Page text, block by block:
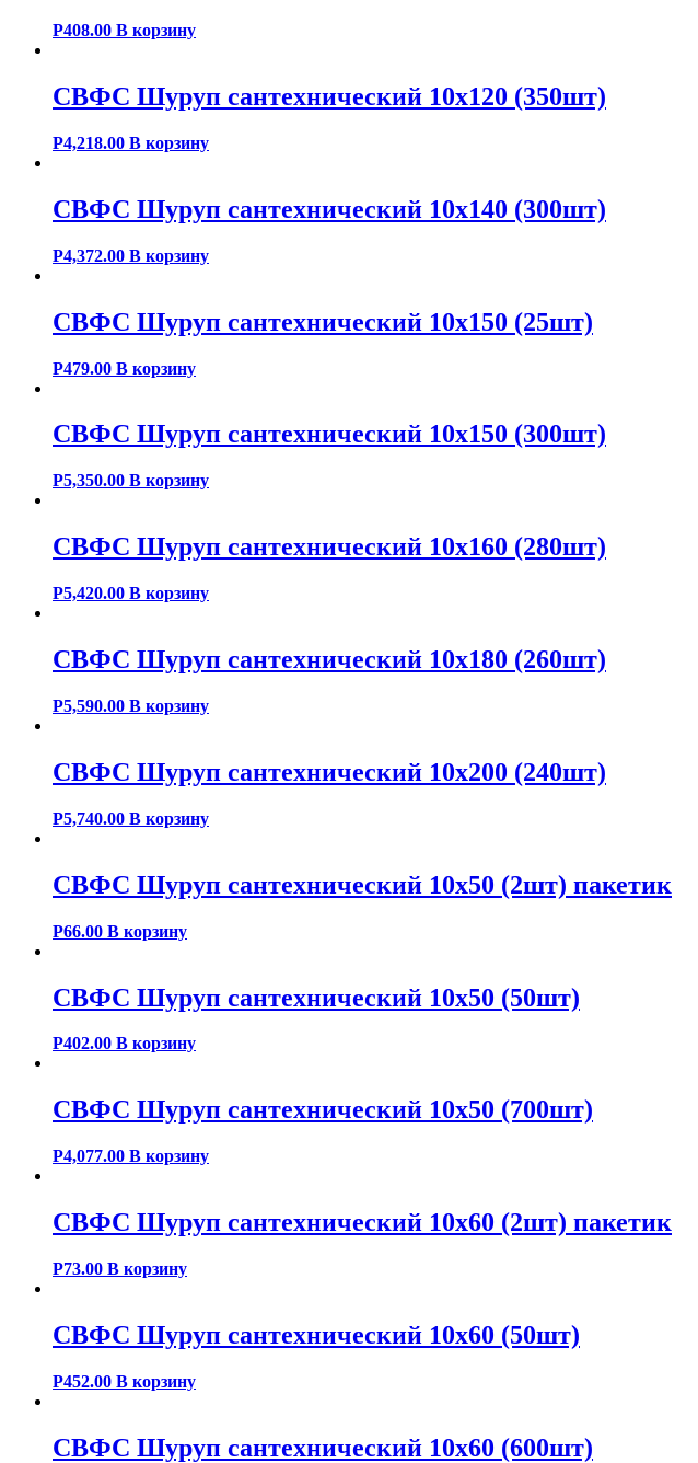
Р408.00 В корзину
СВФС Шуруп сантехнический 10х120 (350шт)
Р4,218.00 В корзину
СВФС Шуруп сантехнический 10х140 (300шт)
Р4,372.00 В корзину
СВФС Шуруп сантехнический 10х150 (25шт)
Р479.00 В корзину
СВФС Шуруп сантехнический 10х150 (300шт)
Р5,350.00 В корзину
СВФС Шуруп сантехнический 10х160 (280шт)
Р5,420.00 В корзину
СВФС Шуруп сантехнический 10х180 (260шт)
Р5,590.00 В корзину
СВФС Шуруп сантехнический 10х200 (240шт)
Р5,740.00 В корзину
СВФС Шуруп сантехнический 10х50 (2шт) пакетик
Р66.00 В корзину
СВФС Шуруп сантехнический 10х50 (50шт)
Р402.00 В корзину
СВФС Шуруп сантехнический 10х50 (700шт)
Р4,077.00 В корзину
СВФС Шуруп сантехнический 10х60 (2шт) пакетик
Р73.00 В корзину
СВФС Шуруп сантехнический 10х60 (50шт)
Р452.00 В корзину
СВФС Шуруп сантехнический 10х60 (600шт)